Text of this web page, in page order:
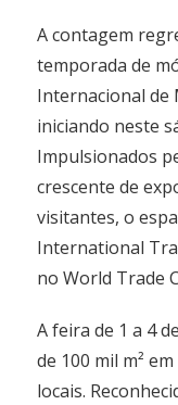
A contagem
temporada de
Internacional de
iniciando neste
Impulsionados
crescente de
visitantes, o
International
no World Trade
A feira de 1 a 4
de 100 mil m²
locais.